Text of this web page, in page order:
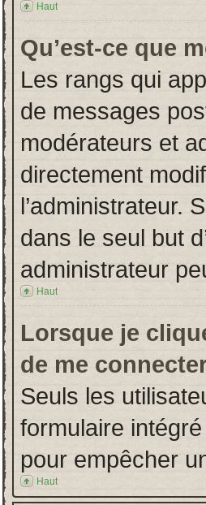
Haut
Qu’est-ce que
Les rangs qui
de messages
modérateurs et
directement
l’administrateur.
dans le seul but
administrateur
Haut
Lorsque je
de me
Seuls les
formulaire
pour empêcher
Haut